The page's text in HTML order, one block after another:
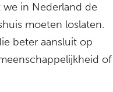
in Nederland de
moeten loslaten.
beter aansluit op
of